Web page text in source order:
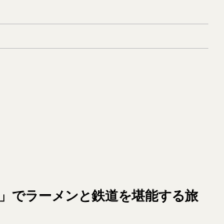
でラーメンと鉄道を堪能する旅